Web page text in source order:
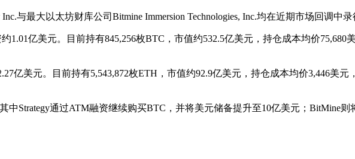
与最大以太坊财库公司Bitmine Immersion Technologies, Inc.均在近期市场回调中录
1.01亿美元。目前持有845,256枚BTC，市值约532.5亿美元，持仓成本均价75,680
亿美元。目前持有5,543,872枚ETH，市值约92.9亿美元，持仓成本均价3,446美
Strategy通过ATM融资继续购买BTC，并将美元储备提升至10亿美元；BitMine